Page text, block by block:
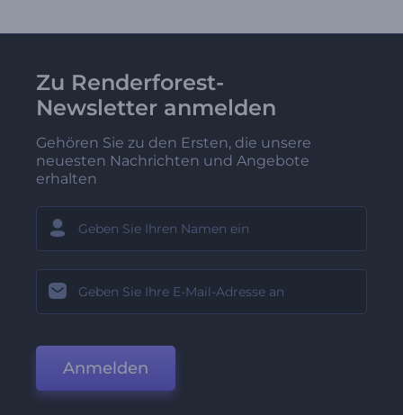
Zu Renderforest-
Newsletter anmelden
Gehören Sie zu den Ersten, die unsere
neuesten Nachrichten und Angebote
erhalten
Anmelden